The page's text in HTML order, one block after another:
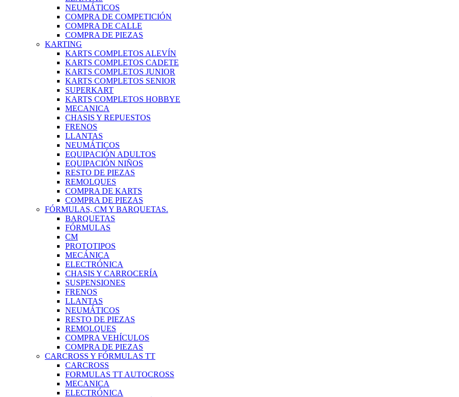
NEUMÁTICOS
COMPRA DE COMPETICIÓN
COMPRA DE CALLE
COMPRA DE PIEZAS
KARTING
KARTS COMPLETOS ALEVÍN
KARTS COMPLETOS CADETE
KARTS COMPLETOS JUNIOR
KARTS COMPLETOS SENIOR
SUPERKART
KARTS COMPLETOS HOBBYE
MECANICA
CHASIS Y REPUESTOS
FRENOS
LLANTAS
NEUMÁTICOS
EQUIPACIÓN ADULTOS
EQUIPACIÓN NIÑOS
RESTO DE PIEZAS
REMOLQUES
COMPRA DE KARTS
COMPRA DE PIEZAS
FÓRMULAS, CM Y BARQUETAS.
BARQUETAS
FÓRMULAS
CM
PROTOTIPOS
MECÁNICA
ELECTRÓNICA
CHASIS Y CARROCERÍA
SUSPENSIONES
FRENOS
LLANTAS
NEUMÁTICOS
RESTO DE PIEZAS
REMOLQUES
COMPRA VEHÍCULOS
COMPRA DE PIEZAS
CARCROSS Y FÓRMULAS TT
CARCROSS
FORMULAS TT AUTOCROSS
MECANICA
ELECTRÓNICA